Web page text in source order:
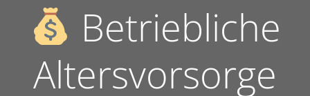
Betriebliche
Altersvorsorge